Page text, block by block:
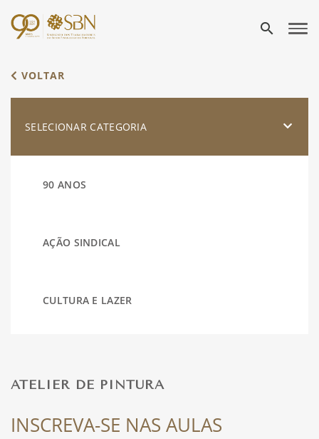
search
VOLTAR
SELECIONAR CATEGORIA
90 ANOS
AÇÃO SINDICAL
CULTURA E LAZER
FÉRIAS
ATELIER DE PINTURA
INSCREVA-SE NAS AULAS